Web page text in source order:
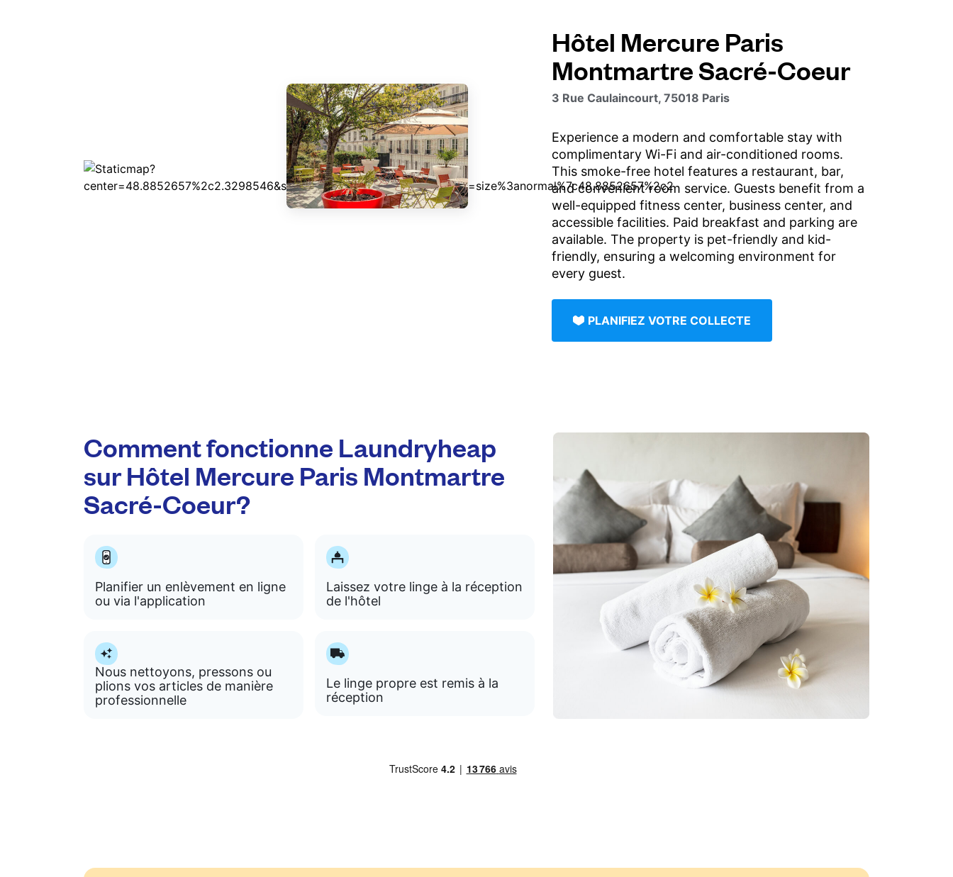
Hôtel Mercure Paris
Montmartre Sacré-Coeur
3 Rue Caulaincourt, 75018 Paris
Experience a modern and comfortable stay with
complimentary Wi-Fi and air-conditioned rooms.
This smoke-free hotel features a restaurant, bar,
and convenient room service. Guests benefit from a
well-equipped fitness center, business center, and
accessible facilities. Paid breakfast and parking are
available. The property is pet-friendly and kid-
friendly, ensuring a welcoming environment for
every guest.
PLANIFIEZ VOTRE COLLECTE
Comment fonctionne Laundryheap
sur Hôtel Mercure Paris Montmartre
Sacré-Coeur?
Planifier un enlèvement en ligne
ou via l'application
Laissez votre linge à la réception
de l'hôtel
Nous nettoyons, pressons ou
plions vos articles de manière
professionnelle
Le linge propre est remis à la
réception